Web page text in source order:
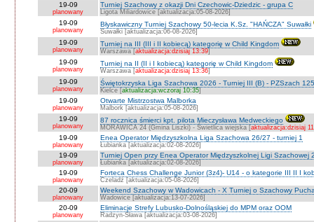
19-09
planowany
Turniej Szachowy z okazji Dni Czechowic-Dziedzic - grupa C
Ligota Miliardowice [aktualizacja:05-08-2026]
19-09
planowany
Błyskawiczny Turniej Szachowy 50-lecia K.Sz. "HAŃCZA" Suwałki
Suwałki [aktualizacja:06-08-2026]
19-09
planowany
Turniej na III (III i II kobiecą) kategorię w Child Kingdom
Warszawa [aktualizacja:dzisiaj 13:39]
19-09
planowany
Turniej na II (II i I kobiecą) kategorię w Child Kingdom
Warszawa [aktualizacja:dzisiaj 13:36]
19-09
planowany
Świętokrzyska Liga Szachowa 2026 - Turniej III (B) - PZSzach
Kielce [aktualizacja:wczoraj 10:35]
19-09
planowany
Otwarte Mistrzostwa Malborka
Malbork [aktualizacja:05-08-2026]
19-09
planowany
87 rocznica śmierci kpt. pilota Mieczysława Medweckiego
MORAWICA 24 (Gmina Liszki) - Świetlica wiejska [aktualizacja:dzisiaj
19-09
planowany
Enea Operator Międzyszkolna Liga Szachowa 26/27 - turniej 1
Łubianka [aktualizacja:02-08-2026]
19-09
planowany
Turniej Open przy Enea Operator Międzyszkolnej Ligi Szachowej
Łubianka [aktualizacja:02-08-2026]
19-09
planowany
Forteca Chess Challenge Junior (3z4)- U14 - o kategorie III II I
Czeladź [aktualizacja:05-08-2026]
20-09
planowany
Weekend Szachowy w Wadowicach - X Turniej o Szachowy
Wadowice [aktualizacja:13-07-2026]
20-09
planowany
Eliminacje Strefy Lubusko-Dolnośląskiej do MPM oraz OOM
Radzyn-Sława [aktualizacja:03-08-2026]